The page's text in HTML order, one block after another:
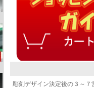
彫刻デザイン決定後の３～